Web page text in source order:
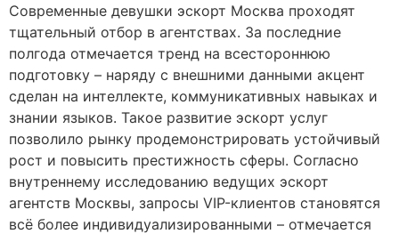
Современные девушки эскорт Москва проходят
тщательный отбор в агентствах. За последние
полгода отмечается тренд на всестороннюю
подготовку – наряду с внешними данными акцент
сделан на интеллекте, коммуникативных навыках и
знании языков. Такое развитие эскорт услуг
позволило рынку продемонстрировать устойчивый
рост и повысить престижность сферы. Согласно
внутреннему исследованию ведущих эскорт
агентств Москвы, запросы VIP-клиентов становятся
всё более индивидуализированными – отмечается